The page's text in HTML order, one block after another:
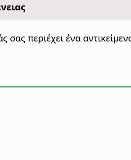
σας περιέχει ένα